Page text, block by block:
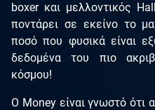
boxer και μελλοντικός
ποντάρει σε εκείνο το
ποσό που φυσικά είναι
δεδομένα του πιο
κόσμου!
Ο Money είναι γνωστό ότι